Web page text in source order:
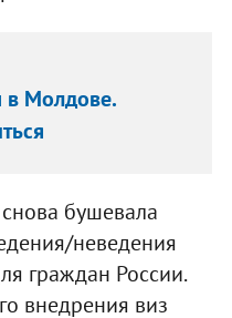
в Молдове.
бушевала
неведения
граждан России.
внедрения виз